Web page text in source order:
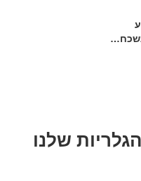
הגלריות שלנו